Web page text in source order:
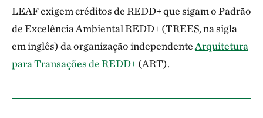
LEAF exigem créditos de REDD+ que sigam o Padrão
de Excelência Ambiental REDD+ (TREES, na sigla
em inglês) da organização independente Arquitetura
para Transações de REDD+(ART).